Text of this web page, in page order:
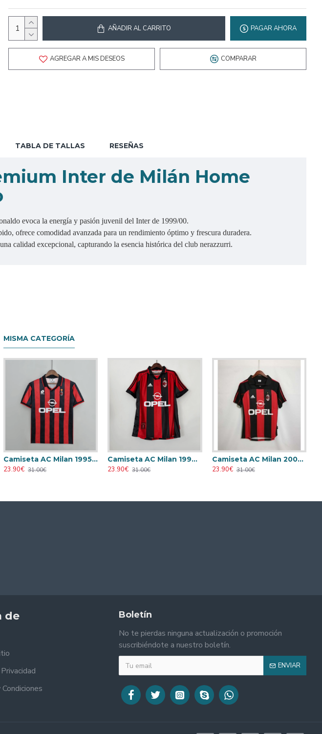
AÑADIR AL CARRITO PAGAR AHORA
AGREGAR A MIS DESEOS COMPARAR
TABLA DE TALLAS RESEÑAS
Inter de Milán Home
evoca la energía y pasión juvenil del Inter de 1999/00.
ofrece comodidad avanzada para un rendimiento óptimo y frescura duradera.
calidad excepcional, capturando la esencia histórica del club nerazzurri.
MISMA CATEGORÍA
Camiseta AC Milan 1995/1996 Local Retro
23.90€ 31.00€
Camiseta AC Milan 1998/1999 Local Retro
23.90€ 31.00€
Camiseta AC Milan 2000/2001 Local Retro
23.90€ 31.00€
de
Boletín
No te pierdas ninguna actualización o promoción
suscribiéndote a nuestro boletín.
ENVIAR